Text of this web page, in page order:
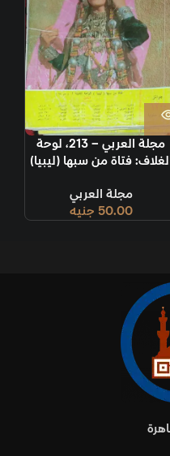
مجلة العربي – 213، لوحة
فتاة من سبها (ليبيا)
مجلة العربي
50.00 جنيه